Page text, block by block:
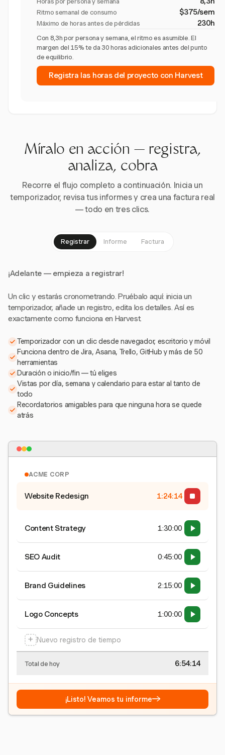
Ritmo semanal de consumo $375/sem
Máximo de horas antes de pérdidas 230h
Con 8,3h por persona y semana, el ritmo es asumible. El
margen del 15% te da 30 horas adicionales antes del punto
de equilibrio.
Registra las horas del proyecto con Harvest
Míralo en acción — registra,
analiza, cobra
Recorre el flujo completo a continuación. Inicia un
temporizador, revisa tus informes y crea una factura real
— todo en tres clics.
Registrar Informe Factura
¡Adelante — empieza a registrar!
Un clic y estarás cronometrando. Pruébalo aquí: inicia un
temporizador, añade un registro, edita los detalles. Así es
exactamente como funciona en Harvest.
Temporizador con un clic desde navegador, escritorio y móvil
Funciona dentro de Jira, Asana, Trello, GitHub y más de 50
herramientas
Duración o inicio/fin — tú eliges
Vistas por día, semana y calendario para estar al tanto de
todo
Recordatorios amigables para que ninguna hora se quede
atrás
ACME CORP
Website Redesign 1:24:15
Content Strategy 1:30:00
SEO Audit 0:45:00
Brand Guidelines 2:15:00
Logo Concepts 1:00:00
+ Nuevo registro de tiempo
Total de hoy 6:54:15
¡Listo! Veamos tu informe→